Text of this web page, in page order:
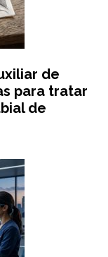
de
para tratar
de